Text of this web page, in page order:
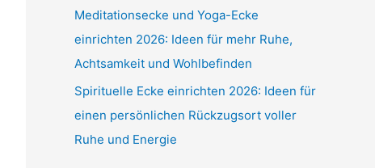
Meditationsecke und Yoga-Ecke
einrichten 2026: Ideen für mehr Ruhe,
Achtsamkeit und Wohlbefinden
Spirituelle Ecke einrichten 2026: Ideen für
einen persönlichen Rückzugsort voller
Ruhe und Energie